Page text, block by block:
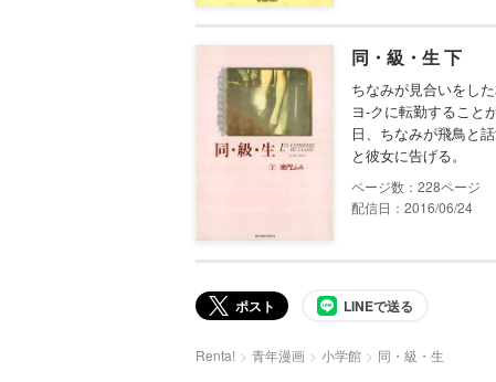
同・級・生 下
ちなみが見合いをし
ヨ‐クに転勤すること
日、ちなみが飛鳥と
と彼女に告げる。
228
配信日：2016/06/24
ポスト LINEで送る
Renta! 青年漫画 小学館 同・級・生